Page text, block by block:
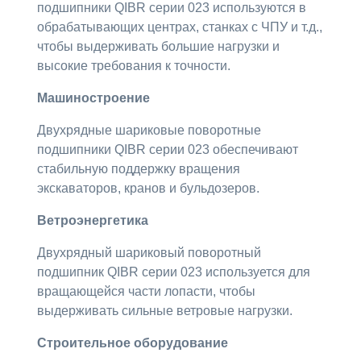
подшипники QIBR серии 023 используются в
обрабатывающих центрах, станках с ЧПУ и т.д.,
чтобы выдерживать большие нагрузки и
высокие требования к точности.
Машиностроение
Двухрядные шариковые поворотные
подшипники QIBR серии 023 обеспечивают
стабильную поддержку вращения
экскаваторов, кранов и бульдозеров.
Ветроэнергетика
Двухрядный шариковый поворотный
подшипник QIBR серии 023 используется для
вращающейся части лопасти, чтобы
выдерживать сильные ветровые нагрузки.
Строительное оборудование